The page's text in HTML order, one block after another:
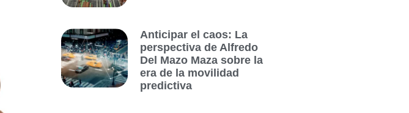
Anticipar el caos: La
perspectiva de Alfredo
Del Mazo Maza sobre la
era de la movilidad
predictiva